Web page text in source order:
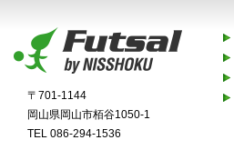
〒701-1144
岡山県岡山市栢谷1050-1
TEL 086-294-1536